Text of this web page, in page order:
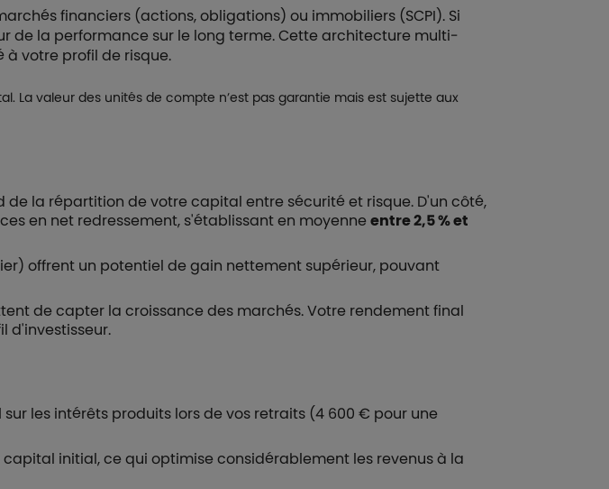
financiers (actions, obligations) ou immobiliers (SCPI). Si
de la performance sur le long terme. Cette architecture multi-
à votre profil de risque.
La valeur des unités de compte n’est pas garantie mais est sujette aux
de la répartition de votre capital entre sécurité et risque. D'un côté,
en net redressement, s'établissant en moyenneentre 2,5 % et
offrent un potentiel de gain nettement supérieur, pouvant
de capter la croissance des marchés. Votre rendement final
d'investisseur.
sur les intérêts produits lors de vos retraits (4 600 € pour une
initial, ce qui optimise considérablement les revenus à la